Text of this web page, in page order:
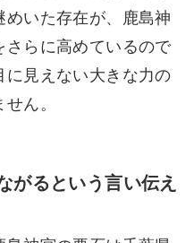
いた存在が、鹿島神
さらに高めているので
見えない大きな力の
ん。
がるという言い伝え